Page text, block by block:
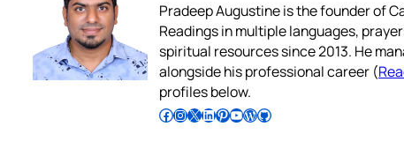
Pradeep Augustine is the founder of
Readings in multiple languages,
spiritual resources since 2013. He
alongside his professional career (
profiles below.
Follow Pradeep on Facebook Follow Pradeep on InstagramFollow Pradeep on X Follow Pradeep on LinkedIn Follow Pradeep on Pinterest Subscribe to Pradeep’s Youtube Channel Follow Pradeep on WordPress Follow Pradeep on GitHub